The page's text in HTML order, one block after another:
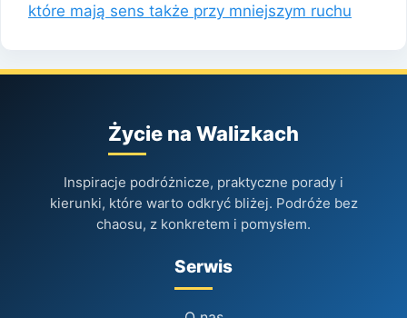
które mają sens także przy mniejszym ruchu
Życie na Walizkach
Inspiracje podróżnicze, praktyczne porady i
kierunki, które warto odkryć bliżej. Podróże bez
chaosu, z konkretem i pomysłem.
Serwis